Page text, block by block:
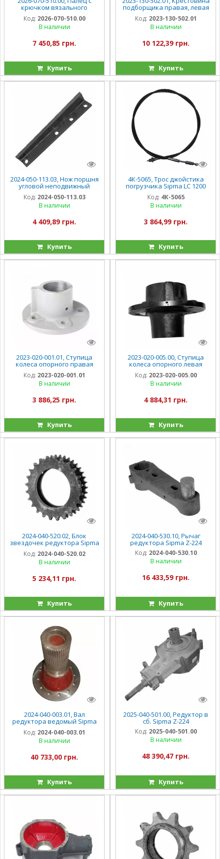
крючком вязального
аппарата Sipma Z-224
Код: 2026-070-510.00
В наличии
7 450,85 грн.
Купить
подборщика правая, левая
Sipma Z-224
Код: 2023-130-502.01
В наличии
10 122,39 грн.
Купить
2024-050-113.03, Нож поршня
угловой неподвижный
Sipma Z-224
Код: 2024-050-113.03
В наличии
4 409,89 грн.
Купить
4К-5065, Трос джойстика
погрузчика Sipma LC 1200
Herkules
Код: 4К-5065
В наличии
3 864,99 грн.
Купить
2023-020-001.01, Ступица
колеса опорного правая
Sipma Z-244
Код: 2023-020-001.01
В наличии
3 886,25 грн.
Купить
2023-020-005.00, Ступица
колеса опорного левая
Sipma Z-244
Код: 2023-020-005.00
В наличии
4 884,31 грн.
Купить
2024-040-520.02, Блок
звездочек редуктора Sipma
Z-224
Код: 2024-040-520.02
В наличии
5 234,11 грн.
Купить
2024-040-530.10, Рычаг
редуктора Sipma Z-224
Код: 2024-040-530.10
В наличии
16 433,59 грн.
Купить
2024-040-003.01, Вал
редуктора ведомый Sipma
Z-224
Код: 2024-040-003.01
В наличии
40 733,00 грн.
Купить
2025-040-501.00, Редуктор в
сб. Sipma Z-224
Код: 2025-040-501.00
В наличии
48 390,47 грн.
Купить